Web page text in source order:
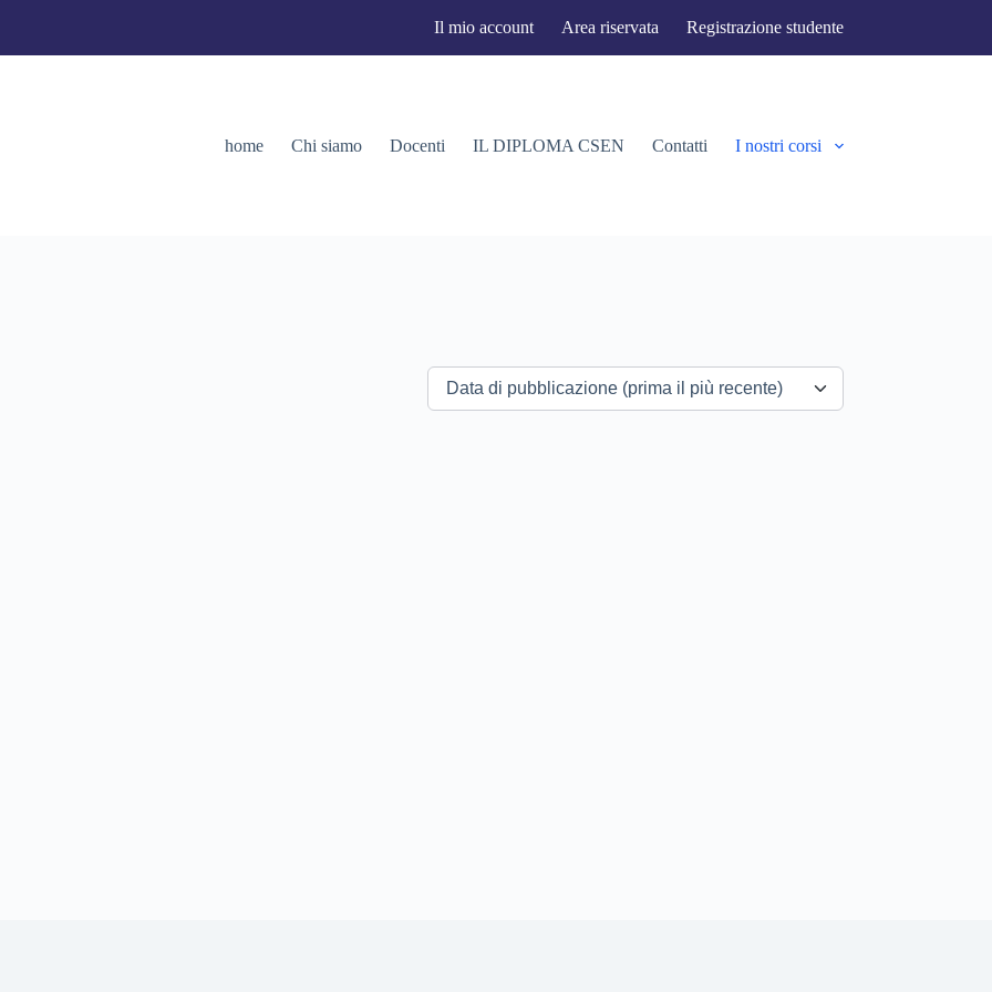
Il mio account Area riservata Registrazione studente
home Chi siamo Docenti IL DIPLOMA CSEN Contatti I nostri corsi